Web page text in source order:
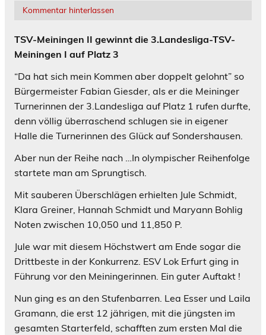
Kommentar hinterlassen
TSV-Meiningen II gewinnt die 3.Landesliga-TSV-
Meiningen I auf Platz 3
“Da hat sich mein Kommen aber doppelt gelohnt” so
Bürgermeister Fabian Giesder, als er die Meininger
Turnerinnen der 3.Landesliga auf Platz 1 rufen durfte,
denn völlig überraschend schlugen sie in eigener
Halle die Turnerinnen des Glück auf Sondershausen.
Aber nun der Reihe nach …In olympischer Reihenfolge
startete man am Sprungtisch.
Mit sauberen Überschlägen erhielten Jule Schmidt,
Klara Greiner, Hannah Schmidt und Maryann Bohlig
Noten zwischen 10,050 und 11,850 P.
Jule war mit diesem Höchstwert am Ende sogar die
Drittbeste in der Konkurrenz. ESV Lok Erfurt ging in
Führung vor den Meiningerinnen. Ein guter Auftakt !
Nun ging es an den Stufenbarren. Lea Esser und Laila
Gramann, die erst 12 jährigen, mit die jüngsten im
gesamten Starterfeld, schafften zum ersten Mal die